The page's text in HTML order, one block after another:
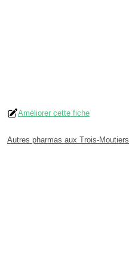
Améliorer cette fiche
Autres pharmas aux Trois-Moutiers